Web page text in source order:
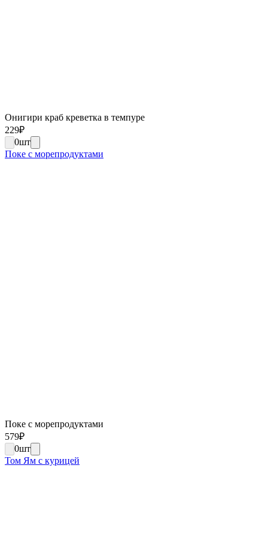
Онигири краб креветка в темпуре
229₽
0шт
Поке с морепродуктами
Поке с морепродуктами
579₽
0шт
Том Ям с курицей